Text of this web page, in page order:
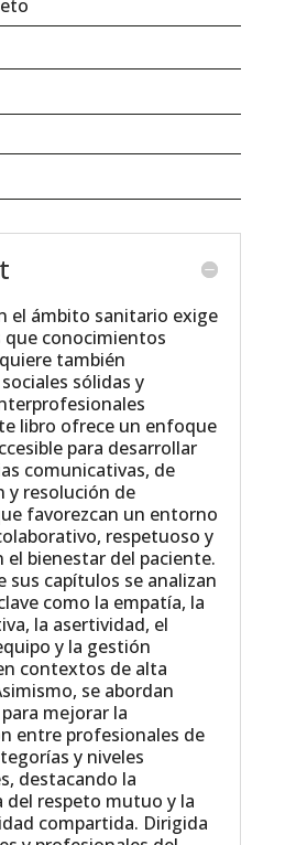
el ámbito sanitario exige
que conocimientos
también
sólidas y
libro ofrece un enfoque
para desarrollar
comunicativas, de
y resolución de
favorezcan un entorno
respetuoso y
el bienestar del paciente.
sus capítulos se analizan
como la empatía, la
la asertividad, el
y la gestión
contextos de alta
se abordan
mejorar la
entre profesionales de
y niveles
destacando la
del respeto mutuo y la
compartida. Dirigida